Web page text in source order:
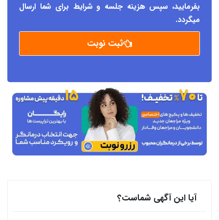
بفرمایید، سپس هزینه جلسه و شرایط برای شما ارسال
میگردد.
ثبت نوبت
آیا این آگهی شماست؟